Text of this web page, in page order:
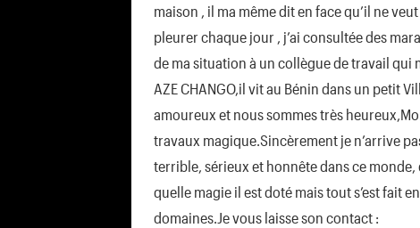
maison , il ma même dit en face qu’il ne
pleurer chaque jour , j’ai consultée des
de ma situation à un collègue de travail qui
AZE CHANGO,il vit au Bénin dans un petit
amoureux et nous sommes très
travaux magique.Sincèrement je n’arrive
terrible, sérieux et honnête dans ce monde,
quelle magie il est doté mais tout s’est fait
domaines.Je vous laisse son contact :